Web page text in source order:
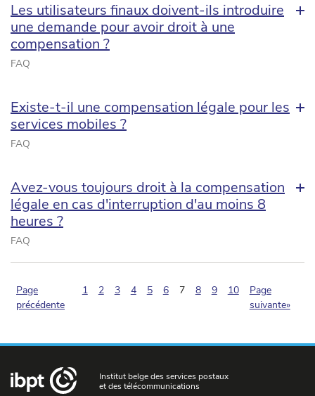
Les utilisateurs finaux doivent-ils introduire
une demande pour avoir droit à une
compensation ?
FAQ
Existe-t-il une compensation légale pour les
services mobiles ?
FAQ
Avez-vous toujours droit à la compensation
légale en cas d'interruption d'au moins 8
heures ?
FAQ
Page
précédente
1 2 3 4 5 6 7(pagination.current)
8 9 10
Page
suivante»
Institut belge des services postaux
et des télécommunications